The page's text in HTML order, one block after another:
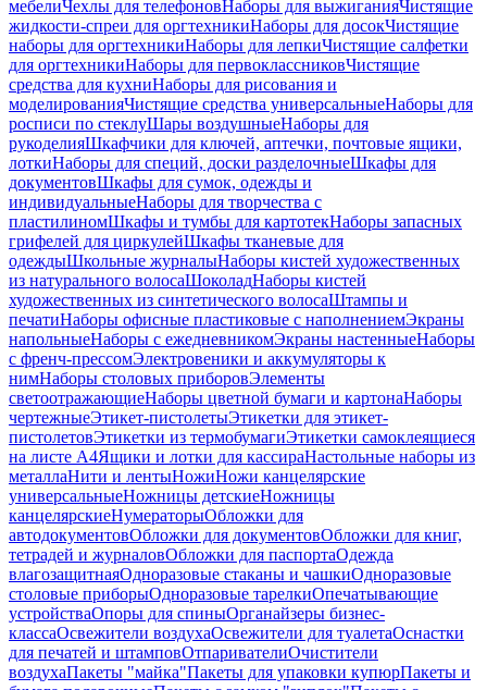
мебелиЧехлы для телефоновНаборы для выжиганияЧистящие
жидкости-спреи для оргтехникиНаборы для досокЧистящие
наборы для оргтехникиНаборы для лепкиЧистящие салфетки
для оргтехникиНаборы для первоклассниковЧистящие
средства для кухниНаборы для рисования и
моделированияЧистящие средства универсальныеНаборы для
росписи по стеклуШары воздушныеНаборы для
рукоделияШкафчики для ключей, аптечки, почтовые ящики,
лоткиНаборы для специй, доски разделочныеШкафы для
документовШкафы для сумок, одежды и
индивидуальныеНаборы для творчества с
пластилиномШкафы и тумбы для картотекНаборы запасных
грифелей для циркулейШкафы тканевые для
одеждыШкольные журналыНаборы кистей художественных
из натурального волосаШоколадНаборы кистей
художественных из синтетического волосаШтампы и
печатиНаборы офисные пластиковые с наполнениемЭкраны
напольныеНаборы с ежедневникомЭкраны настенныеНаборы
с френч-прессомЭлектровеники и аккумуляторы к
нимНаборы столовых приборовЭлементы
светоотражающиеНаборы цветной бумаги и картонаНаборы
чертежныеЭтикет-пистолетыЭтикетки для этикет-
пистолетовЭтикетки из термобумагиЭтикетки самоклеящиеся
на листе А4Ящики и лотки для кассираНастольные наборы из
металлаНити и лентыНожиНожи канцелярские
универсальныеНожницы детскиеНожницы
канцелярскиеНумераторыОбложки для
автодокументовОбложки для документовОбложки для книг,
тетрадей и журналовОбложки для паспортаОдежда
влагозащитнаяОдноразовые стаканы и чашкиОдноразовые
столовые приборыОдноразовые тарелкиОпечатывающие
устройстваОпоры для спиныОрганайзеры бизнес-
классаОсвежители воздухаОсвежители для туалетаОснастки
для печатей и штамповОтпаривателиОчистители
воздухаПакеты "майка"Пакеты для упаковки купюрПакеты и